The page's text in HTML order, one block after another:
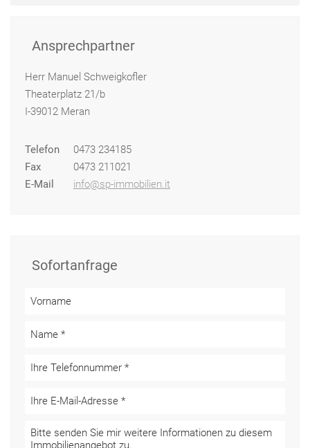
Ansprechpartner
Herr Manuel Schweigkofler
Theaterplatz 21/b
I-39012 Meran
Telefon
0473 234185
Fax
0473 211021
E-Mail
info@sp-immobilien.it
Sofortanfrage